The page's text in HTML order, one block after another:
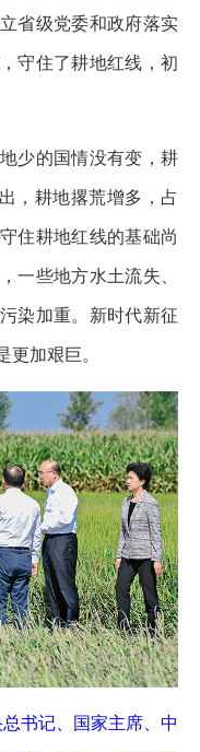
省级党委和政府落实
守住了耕地红线，初
少的国情没有变，耕
，耕地撂荒增多，占
住耕地红线的基础尚
一些地方水土流失、
染加重。新时代新征
更加艰巨。
书记、国家主席、中